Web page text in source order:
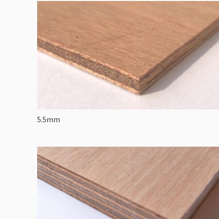
5.5mm